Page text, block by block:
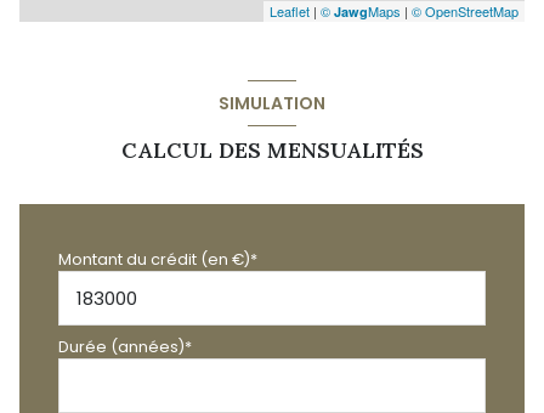
Leaflet | © JawgMaps | © OpenStreetMap
SIMULATION
CALCUL DES MENSUALITÉS
Montant du crédit (en €)*
Durée (années)*